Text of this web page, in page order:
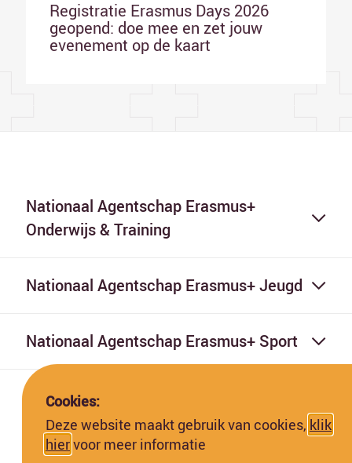
Registratie Erasmus Days 2026
geopend: doe mee en zet jouw
evenement op de kaart
Nationaal Agentschap Erasmus+
Onderwijs & Training
Nationaal Agentschap Erasmus+ Jeugd
Nationaal Agentschap Erasmus+ Sport
Cookies:
Deze website maakt gebruik van cookies, klik
hiervoor meer informatie